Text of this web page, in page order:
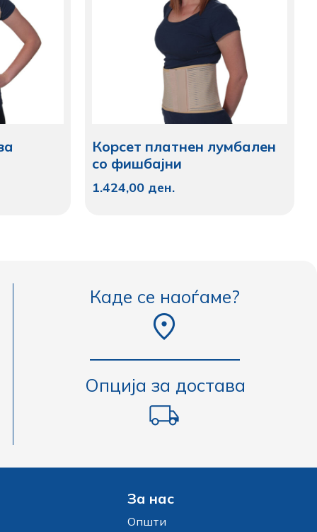
Корсет платнен лумбален
со фишбајни
1.424,00 ден.
Каде се наоѓаме?
Опција за достава
За нас
Општи